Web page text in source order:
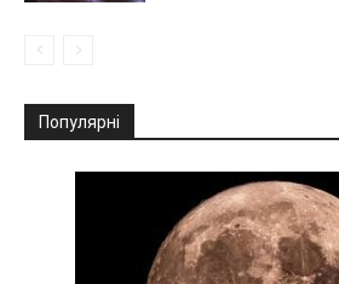
Популярні